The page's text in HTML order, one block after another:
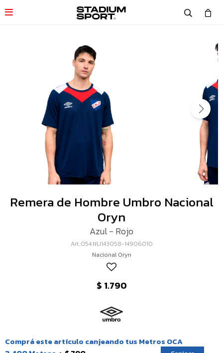

Remera de Hombre Umbro Nacional
Oryn
Azul - Rojo
054.NU143058-14906010
Nacional Oryn
$ 1.790
Comprá este artículo canjeando tus Metros OCA